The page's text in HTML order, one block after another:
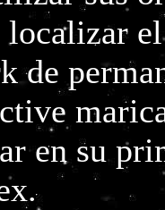
de
en su